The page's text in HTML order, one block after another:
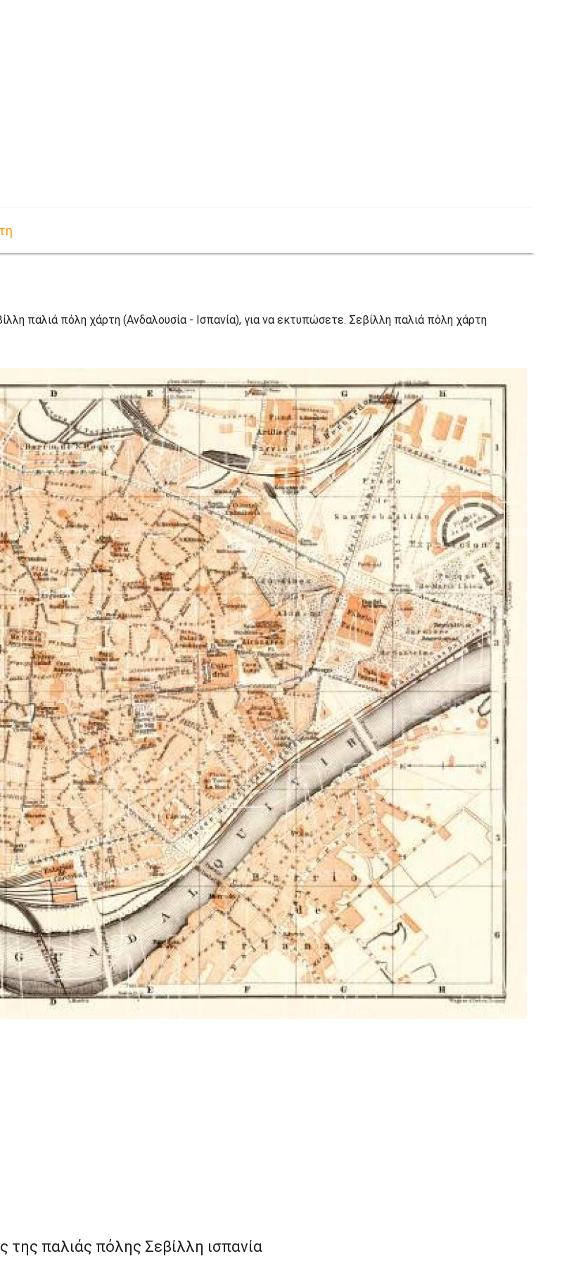
παλιά πόλη χάρτη (Ανδαλουσία - Ισπανία), για να εκτυπώσετε. Σεβίλλη παλιά πόλη χάρτη
της παλιάς πόλης Σεβίλλη ισπανία